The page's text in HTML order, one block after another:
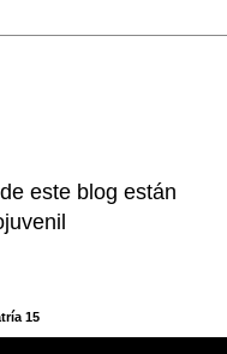
este blog están
15